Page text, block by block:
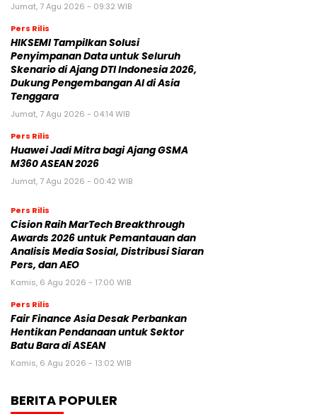
Jumat, 7 Agu 2026 - 09:32 WIB
Pers Rilis
HIKSEMI Tampilkan Solusi
Penyimpanan Data untuk Seluruh
Skenario di Ajang DTI Indonesia 2026,
Dukung Pengembangan AI di Asia
Tenggara
Jumat, 7 Agu 2026 - 04:14 WIB
Pers Rilis
Huawei Jadi Mitra bagi Ajang GSMA
M360 ASEAN 2026
Jumat, 7 Agu 2026 - 00:42 WIB
Pers Rilis
Cision Raih MarTech Breakthrough
Awards 2026 untuk Pemantauan dan
Analisis Media Sosial, Distribusi Siaran
Pers, dan AEO
Kamis, 6 Agu 2026 - 17:00 WIB
Pers Rilis
Fair Finance Asia Desak Perbankan
Hentikan Pendanaan untuk Sektor
Batu Bara di ASEAN
Kamis, 6 Agu 2026 - 13:02 WIB
BERITA POPULER